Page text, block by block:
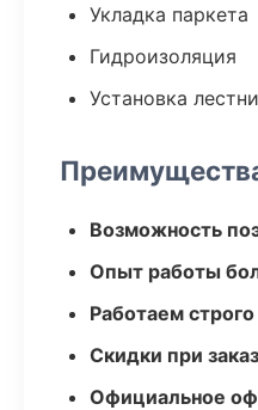
Укладка паркета
Гидроизоляция
Установка
Возможность
Опыт работы
Работаем
Скидки при
Официальное